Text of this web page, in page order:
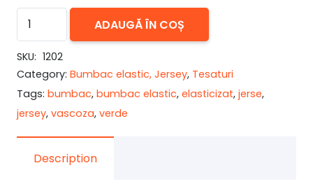
Cantitate
Jerse
(bumbac
elastic)
verde
crud
ADAUGĂ ÎN COȘ
SKU: 1202
Category: Bumbac elastic, Jersey, Tesaturi
Tags: bumbac, bumbac elastic, elasticizat, jerse,
jersey, vascoza, verde
Description